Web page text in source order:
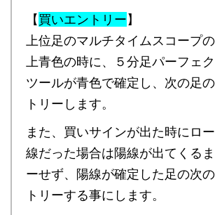
【買いエントリー】
上位足のマルチタイムスコープ
上青色の時に、５分足パーフェ
ツールが青色で確定し、次の足
トリーします。
また、買いサインが出た時にロ
線だった場合は陽線が出てくる
ーせず、陽線が確定した足の次
トリーする事にします。